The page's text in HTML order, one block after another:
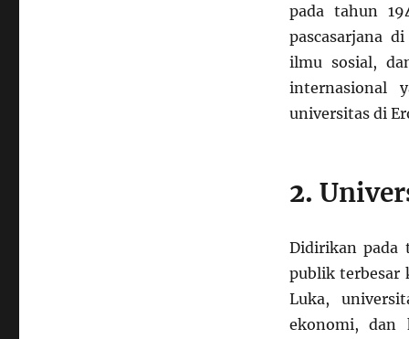
pada tahun
pascasarjana
ilmu sosial,
internasional
universitas di
2.
Didirikan pada
publik terbesar
Luka,
ekonomi, dan